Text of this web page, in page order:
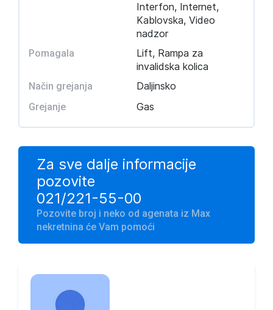
Interfon, Internet,
Kablovska, Video
nadzor
Pomagala
Lift, Rampa za
invalidska kolica
Način grejanja Daljinsko
Grejanje Gas
Za sve dalje informacije
pozovite
021/221-55-00
Pozovite broj i neko od agenata iz Max
nekretnina će Vam pomoći